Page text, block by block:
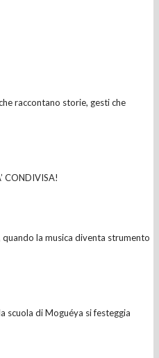
raccontano storie, gesti che
CONDIVISA!
la musica diventa strumento
scuola di Moguéya si festeggia